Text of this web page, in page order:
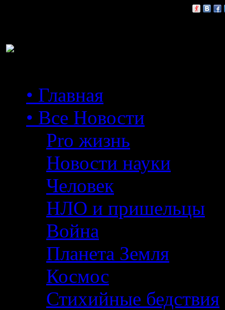
• Главная
• Все Новости
Pro жизнь
Новости науки
Человек
НЛО и пришельцы
Война
Планета Земля
Космос
Стихийные бедствия